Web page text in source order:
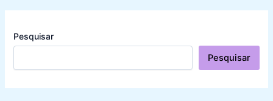
Pesquisar
Pesquisar